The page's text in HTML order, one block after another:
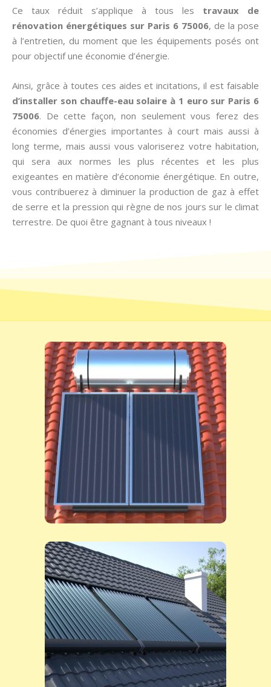
Ce taux réduit s’applique à tous les travaux de
rénovation énergétiques sur Paris 6 75006, de la pose
à l’entretien, du moment que les équipements posés ont
pour objectif une économie d’énergie.
Ainsi, grâce à toutes ces aides et incitations, il est faisable
d’installer son chauffe-eau solaire à 1 euro sur Paris 6
75006. De cette façon, non seulement vous ferez des
économies d’énergies importantes à court mais aussi à
long terme, mais aussi vous valoriserez votre habitation,
qui sera aux normes les plus récentes et les plus
exigeantes en matière d’économie énergétique. En outre,
vous contribuerez à diminuer la production de gaz à effet
de serre et la pression qui règne de nos jours sur le climat
terrestre. De quoi être gagnant à tous niveaux !